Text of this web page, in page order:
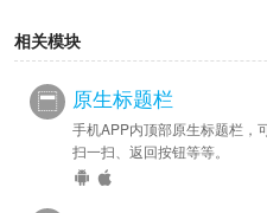
相关模块
原生标题栏
手机APP内顶部原生标题栏，
扫一扫、返回按钮等等。